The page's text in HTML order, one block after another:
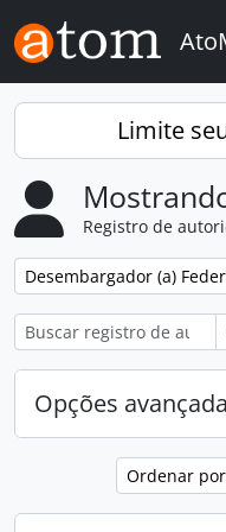
Skip to main content
Limite
Registro de
Remover filtro:
Desembargador (a)
Opções
Ordenar